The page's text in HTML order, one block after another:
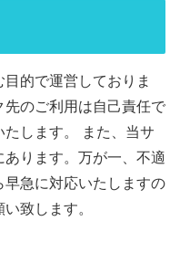
的で運営しておりま
のご利用は自己責任で
します。 また、当サ
ります。万が一、不適
急に対応いたしますの
致します。